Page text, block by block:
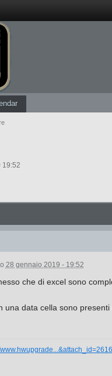
19:52
28 gennaio 2019 - 19:52
che di excel sono
una data cella sono